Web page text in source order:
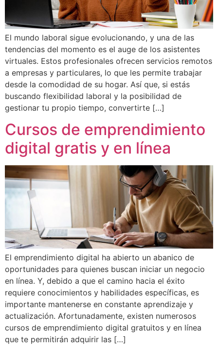
El mundo laboral sigue evolucionando, y una de las
tendencias del momento es el auge de los asistentes
virtuales. Estos profesionales ofrecen servicios remotos
a empresas y particulares, lo que les permite trabajar
desde la comodidad de su hogar. Así que, si estás
buscando flexibilidad laboral y la posibilidad de
gestionar tu propio tiempo, convertirte […]
Cursos de emprendimiento
digital gratis y en línea
El emprendimiento digital ha abierto un abanico de
oportunidades para quienes buscan iniciar un negocio
en línea. Y, debido a que el camino hacia el éxito
requiere conocimientos y habilidades específicas, es
importante mantenerse en constante aprendizaje y
actualización. Afortunadamente, existen numerosos
cursos de emprendimiento digital gratuitos y en línea
que te permitirán adquirir las […]